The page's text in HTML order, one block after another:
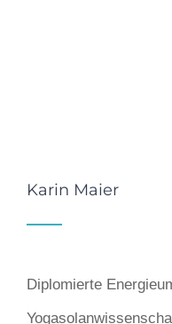
Karin Maier
Diplomierte